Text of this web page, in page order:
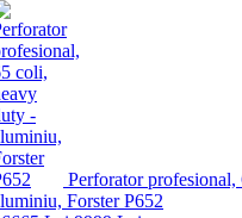
Perforator
Forster P652